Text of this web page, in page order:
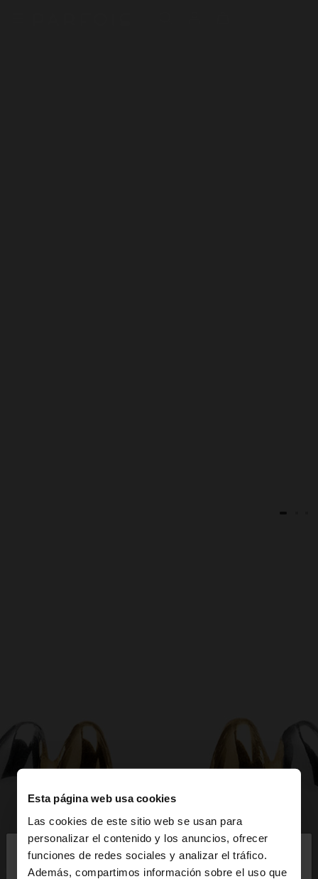
Esta página web usa cookies
Las cookies de este sitio web se usan para
personalizar el contenido y los anuncios, ofrecer
funciones de redes sociales y analizar el tráfico.
Además, compartimos información sobre el uso que
hola